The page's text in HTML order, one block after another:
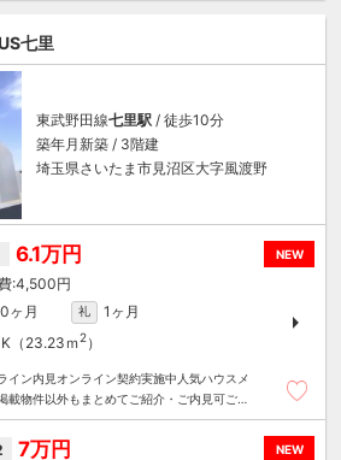
七里
東武野田線七里駅 / 徒歩10分
築年月新築 / 3階建
埼玉県さいたま市見沼区大字風渡野
NEW
6.1万円
4,500円
0ヶ月 礼
1ヶ月
（23.23ｍ 2）
イン内見オンライン契約実施中人気ハウスメ
物件以外もまとめてご紹介・ご内見可ご予
NEW
7万円